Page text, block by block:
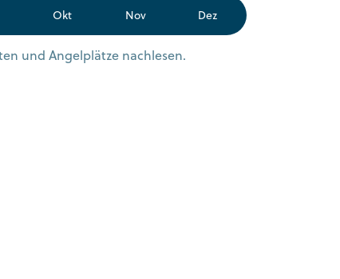
Okt Nov Dez
und Angelplätze nachlesen.